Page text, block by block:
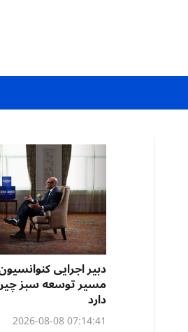
دبیر اجرایی
مسیر توسعه سبز
دارد
07:14:41 2026-08-08